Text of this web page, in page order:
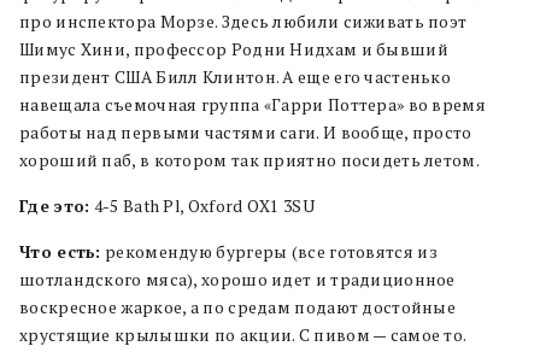
про инспектора Морзе. Здесь любили сиживать поэт
Шимус Хини, профессор Родни Нидхам и бывший
президент США Билл Клинтон. А еще его частенько
навещала съемочная группа «Гарри Поттера» во время
работы над первыми частями саги. И вообще, просто
хороший паб, в котором так приятно посидеть летом.
Где это: 4-5 Bath Pl, Oxford OX1 3SU
Что есть: рекомендую бургеры (все готовятся из
шотландского мяса), хорошо идет и традиционное
воскресное жаркое, а по средам подают достойные
хрустящие крылышки по акции. С пивом — самое то.